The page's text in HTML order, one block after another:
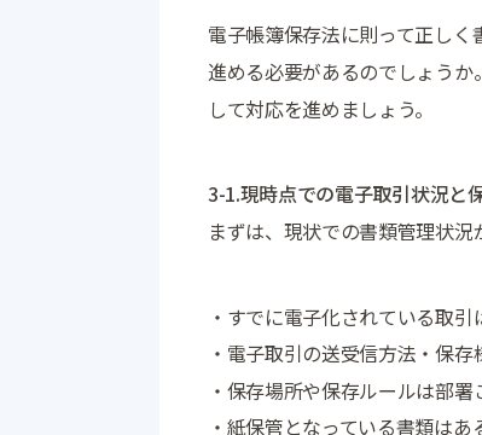
電子帳簿保存法に則って正し
進める必要があるのでしょう
して対応を進めましょう。
3-1.現時点での電子取引状況と
まずは、現状での書類管理状況
・すでに電子化されている取
・電子取引の送受信方法・保
・保存場所や保存ルールは部
・紙保管となっている書類はあ